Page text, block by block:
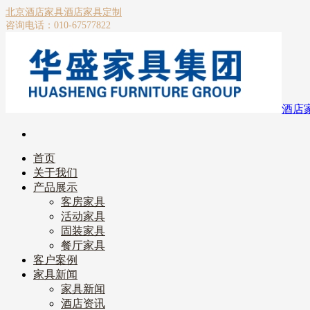
北京酒店家具酒店家具定制
咨询电话：010-67577822
酒店
首页
关于我们
产品展示
客房家具
活动家具
固装家具
餐厅家具
客户案例
家具新闻
家具新闻
酒店资讯